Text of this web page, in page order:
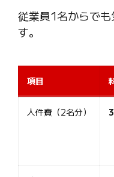
従業員1名からで
す。
項目
人件費（2名分）